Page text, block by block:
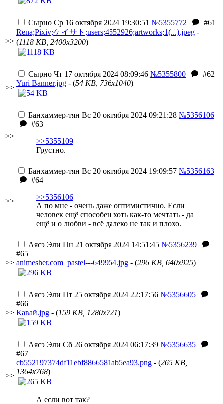
>>
Сырно Ср 16 октября 2024 19:30:51 №5355772
#61
Rena;Pixiv;ケイサト;users;4552926;artworks;1(...).jpeg -
(1118 KB, 2400x3200)
>>
Сырно Чт 17 октября 2024 08:09:46 №5355800
#62
Yuri Banner.jpg - (54 KB, 736x1040)
>>
Банхаммер-тян Вс 20 октября 2024 09:21:28 №5356106
#63
>>5355109
Грустно.
>>
Банхаммер-тян Вс 20 октября 2024 19:09:57 №5356163
#64
>>5356106
А по мне - очень даже оптимистично. Если
человек ещё способен хоть как-то мечтать - да
ещё и о любви - всё далеко не так и плохо.
>>
Аясэ Эли Пн 21 октября 2024 14:51:45 №5356239
#65
animesher.com_pastel---649954.jpg - (296 KB, 640x925)
>>
Аясэ Эли Пт 25 октября 2024 22:17:56 №5356605
#66
Кавай.jpg - (159 KB, 1280x721)
>>
Аясэ Эли Сб 26 октября 2024 06:17:39 №5356635
#67
cb552197374df11ebf8866581ab5ea93.png - (265 KB,
1364x768)
А если вот так?